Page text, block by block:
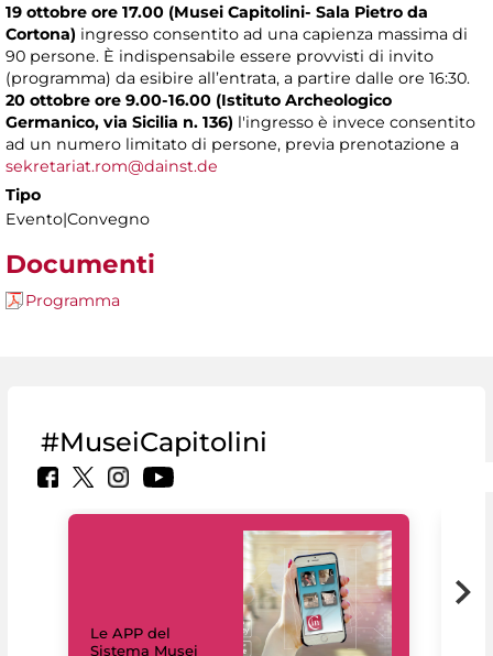
19 ottobre ore 17.00 (Musei Capitolini- Sala Pietro da
Cortona) ingresso consentito ad una capienza massima di
90 persone. È indispensabile essere provvisti di invito
(programma) da esibire all’entrata, a partire dalle ore 16:30.
20 ottobre ore 9.00-16.00 (Istituto Archeologico
Germanico, via Sicilia n. 136) l'ingresso è invece consentito
ad un numero limitato di persone, previa prenotazione a
sekretariat.rom@dainst.de
Tipo
Evento|Convegno
Documenti
Programma
#MuseiCapitolini
Le APP del
Sistema Musei